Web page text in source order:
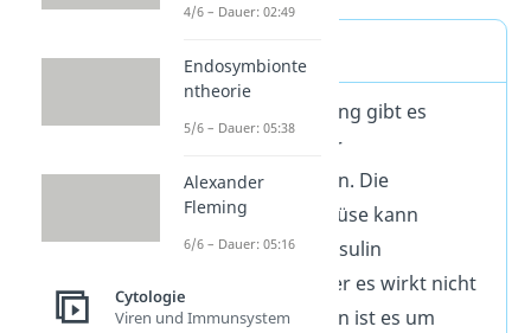
Bei der Erkrankung gibt es
Probleme bei der
Insulinproduktion. Die
Bauchspeicheldrüse kann
entweder kein Insulin
produzieren, oder es wirkt nicht
richtig. Deswegen ist es um
4/6 – Dauer: 02:49
Endosymbionte
ntheorie
5/6 – Dauer: 05:38
Alexander
Fleming
6/6 – Dauer: 05:16
Cytologie
Viren und Immunsystem